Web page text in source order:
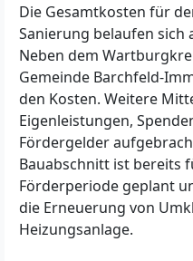
Die Gesamtkosten für
Sanierung belaufen sich
Neben dem
Gemeinde Barchfeld-
den Kosten. Weitere
Eigenleistungen,
Fördergelder
Bauabschnitt ist bereits
Förderperiode geplant
die Erneuerung von
Heizungsanlage.